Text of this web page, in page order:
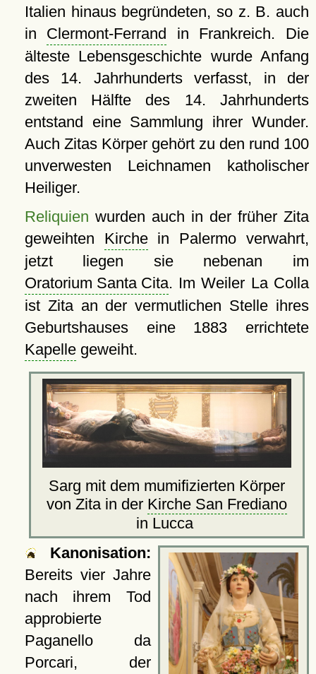
Italien hinaus begründeten, so z. B. auch
in Clermont-Ferrand
in Frankreich. Die
älteste Lebensgeschichte wurde Anfang
des 14. Jahrhunderts verfasst, in der
zweiten Hälfte des 14. Jahrhunderts
entstand eine Sammlung ihrer Wunder.
Auch Zitas Körper gehört zu den rund 100
unverwesten Leichnamen katholischer
Heiliger.
Reliquien wurden auch in der früher Zita
geweihten Kirchein Palermo verwahrt,
jetzt liegen sie nebenan im
Oratorium Santa Cita. Im Weiler La Colla
ist Zita an der vermutlichen Stelle ihres
Geburtshauses eine 1883 errichtete
Kapellegeweiht.
Sarg mit dem mumifizierten Körper
von Zita in der Kirche San Frediano
in Lucca
Kanonisation:
Bereits vier Jahre
nach ihrem Tod
approbierte
Paganello da
Porcari, der